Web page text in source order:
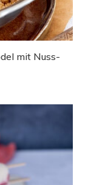
mit Nuss-